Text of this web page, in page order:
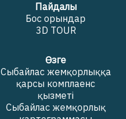
Пайдалы
Бос орындар
3D TOUR
Өзге
Сыбайлас жемқорлыққа
қарсы комплаенс
қызметі
Сыбайлас жемқорлық